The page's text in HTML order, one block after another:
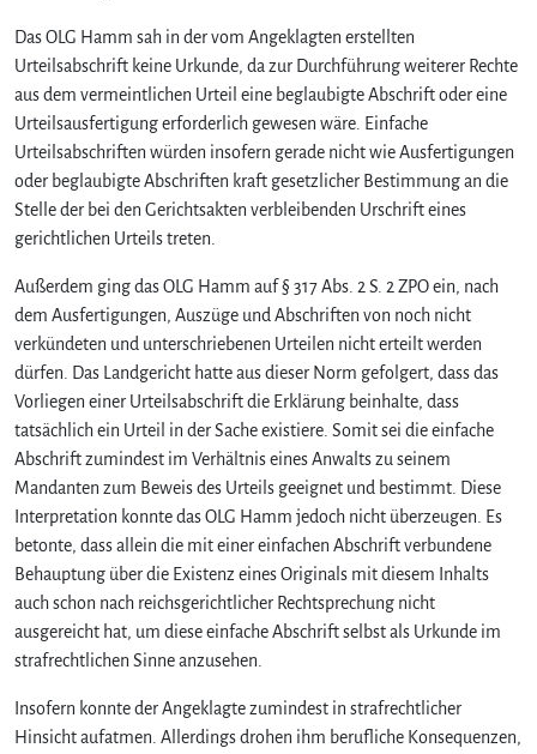
Das OLG Hamm sah in der vom Angeklagten erstellten
Urteilsabschrift keine Urkunde, da zur Durchführung weiterer Rechte
aus dem vermeintlichen Urteil eine beglaubigte Abschrift oder eine
Urteilsausfertigung erforderlich gewesen wäre. Einfache
Urteilsabschriften würden insofern gerade nicht wie Ausfertigungen
oder beglaubigte Abschriften kraft gesetzlicher Bestimmung an die
Stelle der bei den Gerichtsakten verbleibenden Urschrift eines
gerichtlichen Urteils treten.
Außerdem ging das OLG Hamm auf § 317 Abs. 2 S. 2 ZPO ein, nach
dem Ausfertigungen, Auszüge und Abschriften von noch nicht
verkündeten und unterschriebenen Urteilen nicht erteilt werden
dürfen. Das Landgericht hatte aus dieser Norm gefolgert, dass das
Vorliegen einer Urteilsabschrift die Erklärung beinhalte, dass
tatsächlich ein Urteil in der Sache existiere. Somit sei die einfache
Abschrift zumindest im Verhältnis eines Anwalts zu seinem
Mandanten zum Beweis des Urteils geeignet und bestimmt. Diese
Interpretation konnte das OLG Hamm jedoch nicht überzeugen. Es
betonte, dass allein die mit einer einfachen Abschrift verbundene
Behauptung über die Existenz eines Originals mit diesem Inhalts
auch schon nach reichsgerichtlicher Rechtsprechung nicht
ausgereicht hat, um diese einfache Abschrift selbst als Urkunde im
strafrechtlichen Sinne anzusehen.
Insofern konnte der Angeklagte zumindest in strafrechtlicher
Hinsicht aufatmen. Allerdings drohen ihm berufliche Konsequenzen,